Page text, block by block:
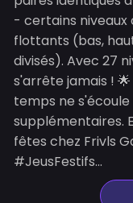
- certains
flottants (bas,
divisés). Avec 27
s'arrête jamais !
temps ne
supplémentaires.
fêtes chez Frivls
#JeusFestifs...